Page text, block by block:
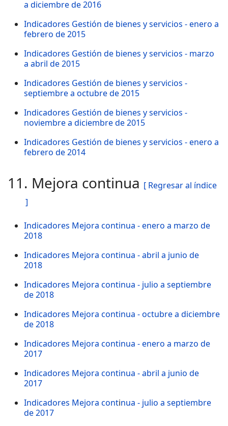
a diciembre de 2016
Indicadores Gestión de bienes y servicios - enero a
febrero de 2015
Indicadores Gestión de bienes y servicios - marzo
a abril de 2015
Indicadores Gestión de bienes y servicios -
septiembre a octubre de 2015
Indicadores Gestión de bienes y servicios -
noviembre a diciembre de 2015
Indicadores Gestión de bienes y servicios - enero a
febrero de 2014
11. Mejora continua [ Regresar al índice
]
Indicadores Mejora continua - enero a marzo de
2018
Indicadores Mejora continua - abril a junio de
2018
Indicadores Mejora continua - julio a septiembre
de 2018
Indicadores Mejora continua - octubre a diciembre
de 2018
Indicadores Mejora continua - enero a marzo de
2017
Indicadores Mejora continua - abril a junio de
2017
Indicadores Mejora continua - julio a septiembre
de 2017